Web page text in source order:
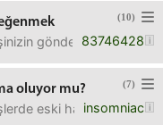
(10)
83746428
gönderilerini
(7)
oluyor mu?
insomniac
eski haline dönüş